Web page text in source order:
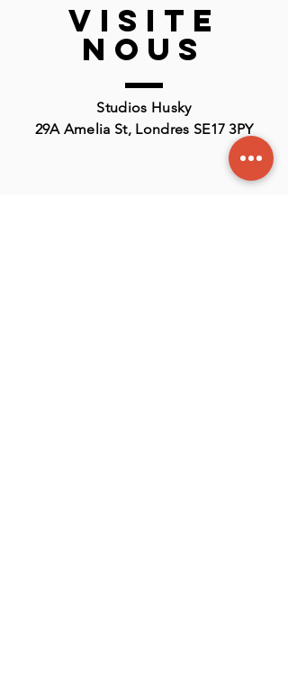
VISITE
nous
Studios Husky
29A Amelia St, Londres SE17 3PY